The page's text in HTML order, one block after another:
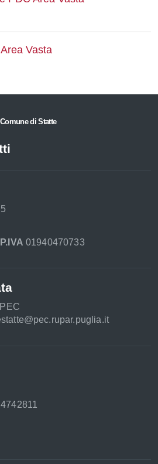
Vasta
Comune di Statte
P.IVA 01940470733